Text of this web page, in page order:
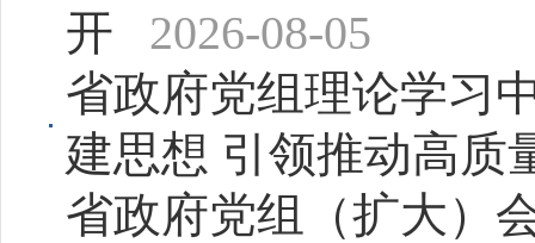
开
2026-08-05
省政府党组理论学习
建思想 引领推动高质
省政府党组（扩大）